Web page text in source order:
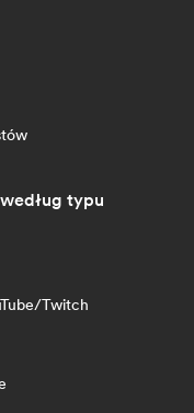
typu
Twitch